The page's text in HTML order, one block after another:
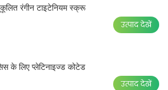
रंगीन टाइटेनियम स्क्रू
उत्पाद देखें
के लिए प्लेटिनाइज्ड कोटेड
उत्पाद देखें